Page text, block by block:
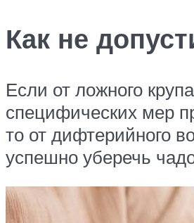
Как не
Если от ложного
специфических мер
то от дифтерийного
успешно уберечь